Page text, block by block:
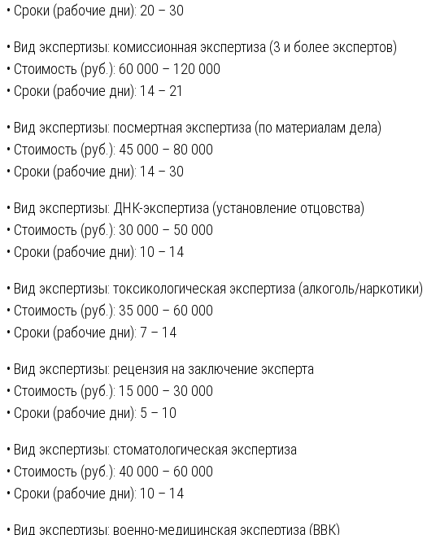
• Сроки (рабочие дни): 20 – 30
• Вид экспертизы: комиссионная экспертиза (3 и более экспертов)
• Стоимость (руб.): 60 000 – 120 000
• Сроки (рабочие дни): 14 – 21
• Вид экспертизы: посмертная экспертиза (по материалам дела)
• Стоимость (руб.): 45 000 – 80 000
• Сроки (рабочие дни): 14 – 30
• Вид экспертизы: ДНК-экспертиза (установление отцовства)
• Стоимость (руб.): 30 000 – 50 000
• Сроки (рабочие дни): 10 – 14
• Вид экспертизы: токсикологическая экспертиза (алкоголь/наркотики)
• Стоимость (руб.): 35 000 – 60 000
• Сроки (рабочие дни): 7 – 14
• Вид экспертизы: рецензия на заключение эксперта
• Стоимость (руб.): 15 000 – 30 000
• Сроки (рабочие дни): 5 – 10
• Вид экспертизы: стоматологическая экспертиза
• Стоимость (руб.): 40 000 – 60 000
• Сроки (рабочие дни): 10 – 14
• Вид экспертизы: военно-медицинская экспертиза (ВВК)